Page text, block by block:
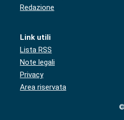
Redazione
Link utili
Lista RSS
Note legali
Privacy
Area riservata